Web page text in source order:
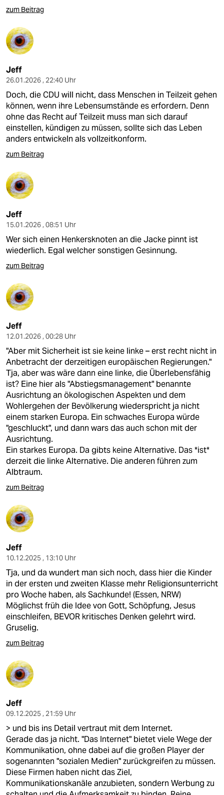
zum Beitrag
Jeff
26.01.2026 , 22:40 Uhr
Doch, die CDU will nicht, dass Menschen in Teilzeit gehen
können, wenn ihre Lebensumstände es erfordern. Denn
ohne das Recht auf Teilzeit muss man sich darauf
einstellen, kündigen zu müssen, sollte sich das Leben
anders entwickeln als vollzeitkonform.
zum Beitrag
Jeff
15.01.2026 , 08:51 Uhr
Wer sich einen Henkersknoten an die Jacke pinnt ist
wiederlich. Egal welcher sonstigen Gesinnung.
zum Beitrag
Jeff
12.01.2026 , 00:28 Uhr
"Aber mit Sicherheit ist sie keine linke – erst recht nicht in
Anbetracht der derzeitigen europäischen Regierungen."
Tja, aber was wäre dann eine linke, die Überlebensfähig
ist? Eine hier als "Abstiegsmanagement" benannte
Ausrichtung an ökologischen Aspekten und dem
Wohlergehen der Bevölkerung wiederspricht ja nicht
einem starken Europa. Ein schwaches Europa würde
"geschluckt", und dann wars das auch schon mit der
Ausrichtung.
Ein starkes Europa. Da gibts keine Alternative. Das *ist*
derzeit die linke Alternative. Die anderen führen zum
Albtraum.
zum Beitrag
Jeff
10.12.2025 , 13:10 Uhr
Tja, und da wundert man sich noch, dass hier die Kinder
in der ersten und zweiten Klasse mehr Religionsunterricht
pro Woche haben, als Sachkunde! (Essen, NRW)
Möglichst früh die Idee von Gott, Schöpfung, Jesus
einschleifen, BEVOR kritisches Denken gelehrt wird.
Gruselig.
zum Beitrag
Jeff
09.12.2025 , 21:59 Uhr
> und bis ins Detail vertraut mit dem Internet.
Gerade das ja nicht. "Das Internet" bietet viele Wege der
Kommunikation, ohne dabei auf die großen Player der
sogenannten "sozialen Medien" zurückgreifen zu müssen.
Diese Firmen haben nicht das Ziel,
Kommunikationskanäle anzubieten, sondern Werbung zu